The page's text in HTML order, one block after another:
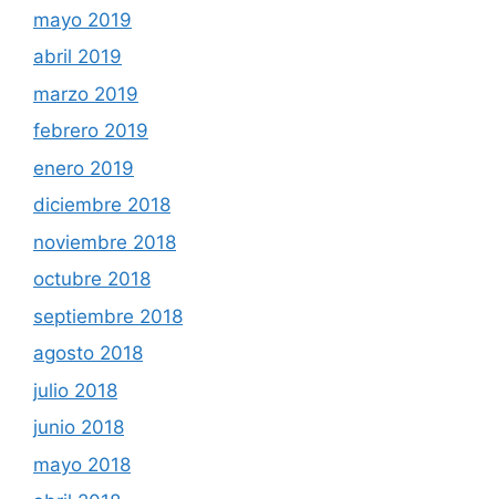
mayo 2019
abril 2019
marzo 2019
febrero 2019
enero 2019
diciembre 2018
noviembre 2018
octubre 2018
septiembre 2018
agosto 2018
julio 2018
junio 2018
mayo 2018